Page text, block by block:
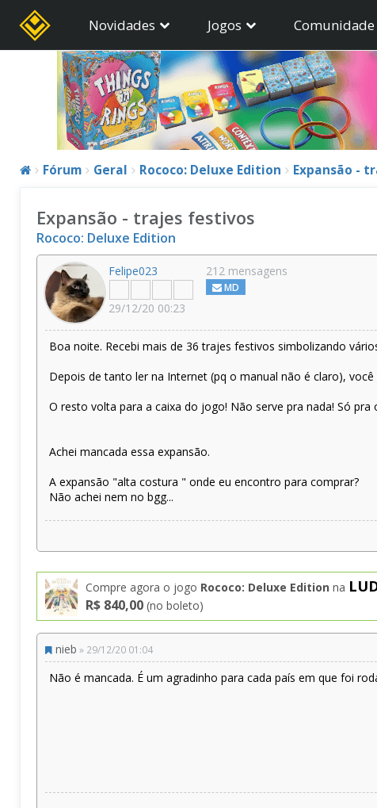
Novidades Jogos Comunidade
Fórum Geral Rococo: Deluxe Edition Expansão -
Expansão - trajes festivos
Rococo: Deluxe Edition
Felipe023
29/12/20 00:23
212 mensagens
MD
Boa noite. Recebi mais de 36 trajes festivos simbolizando
Depois de tanto ler na Internet (pq o manual não é claro),
O resto volta para a caixa do jogo! Não serve pra nada! Só
Achei mancada essa expansão.
A expansão "alta costura " onde eu encontro para comprar?
Não achei nem no bgg...
Compre agora o jogo Rococo: Deluxe Edition na
R$ 840,00 (no boleto)
nieb » 29/12/20 01:04
Não é mancada. É um agradinho para cada país em que foi